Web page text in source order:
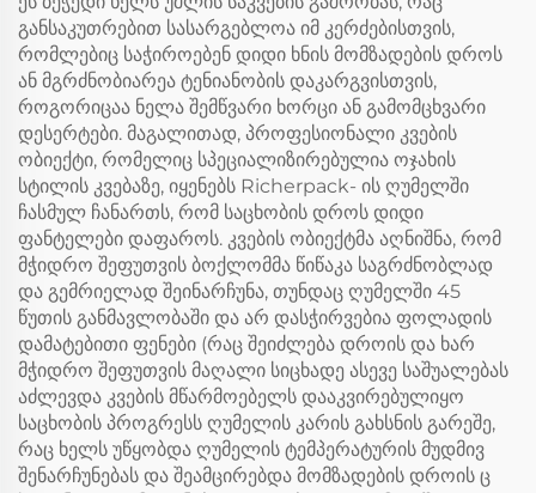
განსაკუთრებით სასარგებლოა იმ კერძებისთვის,
რომლებიც საჭიროებენ დიდი ხნის მომზადების დროს
ან მგრძნობიარეა ტენიანობის დაკარგვისთვის,
როგორიცაა ნელა შემწვარი ხორცი ან გამომცხვარი
დესერტები. მაგალითად, პროფესიონალი კვების
ობიექტი, რომელიც სპეციალიზირებულია ოჯახის
სტილის კვებაზე, იყენებს Richerpack- ის ღუმელში
ჩასმულ ჩანართს, რომ საცხობის დროს დიდი
ფანტელები დაფაროს. კვების ობიექტმა აღნიშნა, რომ
მჭიდრო შეფუთვის ბოქლომმა წიწაკა საგრძნობლად
და გემრიელად შეინარჩუნა, თუნდაც ღუმელში 45
წუთის განმავლობაში და არ დასჭირვებია ფოლადის
დამატებითი ფენები (რაც შეიძლება დროის და ხარ
მჭიდრო შეფუთვის მაღალი სიცხადე ასევე საშუალებას
აძლევდა კვების მწარმოებელს დააკვირებულიყო
საცხობის პროგრესს ღუმელის კარის გახსნის გარეშე,
რაც ხელს უწყობდა ღუმელის ტემპერატურის მუდმივ
შენარჩუნებას და შეამცირებდა მომზადების დროის ც